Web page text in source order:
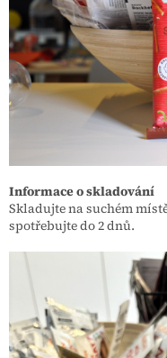
Informace o skladování
Skladujte na suchém
spotřebujte do 2 dnů.